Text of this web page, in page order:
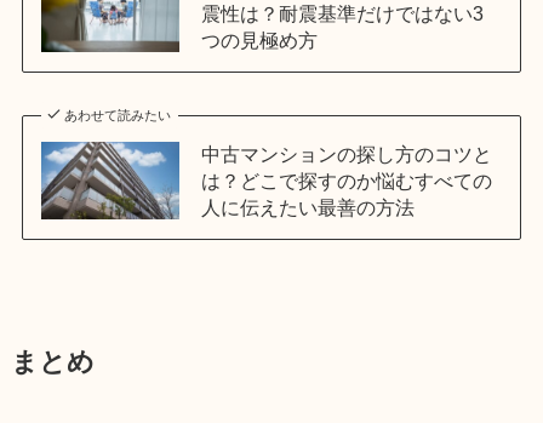
震性は？耐震基準だけではない3
つの見極め方
あわせて読みたい
中古マンションの探し方のコツと
は？どこで探すのか悩むすべての
人に伝えたい最善の方法
まとめ